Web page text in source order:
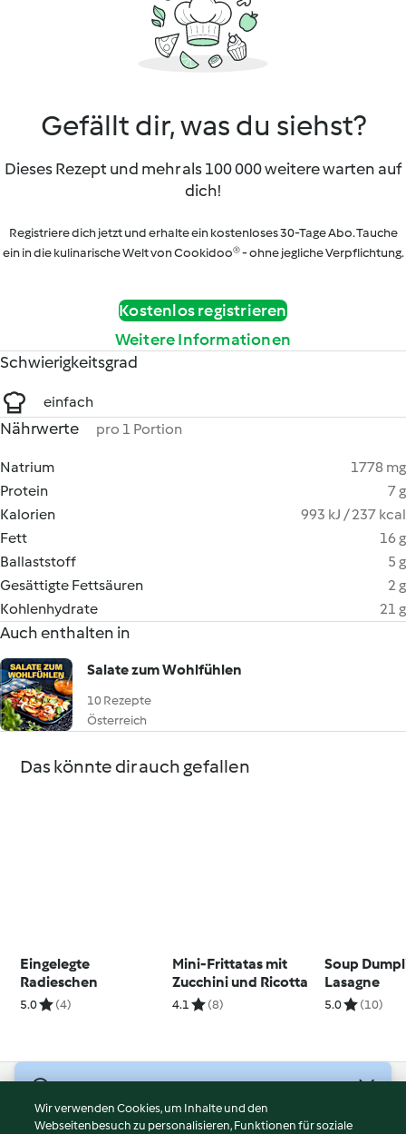
Gefällt dir, was du siehst?
Dieses Rezept und mehr als 100 000 weitere warten auf
dich!
Registriere dich jetzt und erhalte ein kostenloses 30-Tage Abo. Tauche
ein in die kulinarische Welt von Cookidoo® - ohne jegliche Verpflichtung.
Kostenlos registrieren
Weitere Informationen
Schwierigkeitsgrad
einfach
Nährwerte pro 1 Portion
Natrium
1778 mg
Protein
7 g
Kalorien
993 kJ / 237 kcal
Fett
16 g
Ballaststoff
5 g
Gesättigte Fettsäuren
2 g
Kohlenhydrate
21 g
Auch enthalten in
Salate zum Wohlfühlen
10 Rezepte
Österreich
Das könnte dir auch gefallen
Eingelegte
Radieschen
5.0 (4)
Mini-Frittatas mit
Zucchini und Ricotta
4.1 (8)
Soup
Lasagne
5.0 (10)
Nutzungsbedingungen
Wir verwenden Cookies, um Inhalte und den
Webseitenbesuch zu personalisieren, Funktionen für soziale